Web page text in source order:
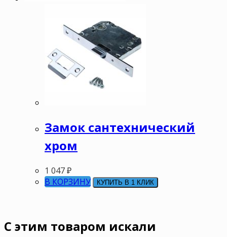
Замок сантехнический
хром
1 047₽
В КОРЗИНУ
КУПИТЬ В 1 КЛИК
C этим товаром искали